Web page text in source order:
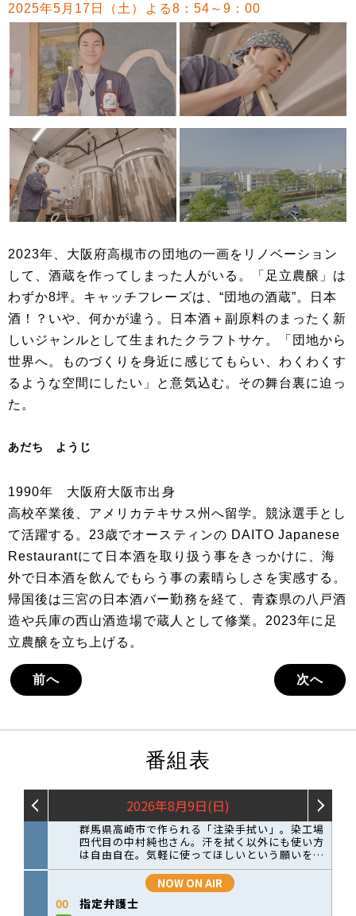
2025年5月17日（土）よる8：54～9：00
2023年、大阪府高槻市の団地の一画をリノベーション
して、酒蔵を作ってしまった人がいる。「足立農醸」は
わずか8坪。キャッチフレーズは、“団地の酒蔵”。日本
酒！？いや、何かが違う。日本酒＋副原料のまったく新
しいジャンルとして生まれたクラフトサケ。「団地から
世界へ。ものづくりを身近に感じてもらい、わくわくす
るような空間にしたい」と意気込む。その舞台裏に迫っ
た。
あだち ようじ
1990年 大阪府大阪市出身
高校卒業後、アメリカテキサス州へ留学。競泳選手とし
て活躍する。23歳でオースティンの DAITO Japanese
Restaurantにて日本酒を取り扱う事をきっかけに、海
外で日本酒を飲んでもらう事の素晴らしさを実感する。
帰国後は三宮の日本酒バー勤務を経て、青森県の八戸酒
造や兵庫の西山酒造場で蔵人として修業。2023年に足
立農醸を立ち上げる。
前へ 次へ
番組表